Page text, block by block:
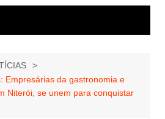
Empresárias da gastronomia e
Niterói, se unem para conquistar